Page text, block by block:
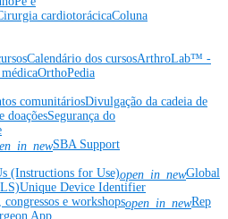
cardiotorácicaColuna
Calendário dos cursosArthroLab™ -
OrthoPedia
comunitáriosDivulgação da cadeia de
doaçõesSegurança do
SBA Support
(Instructions for Use)open_in_newGlobal
Unique Device Identifier
e workshopsopen_in_newRep
App